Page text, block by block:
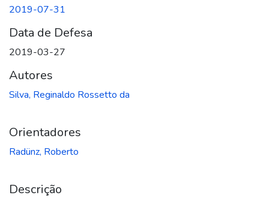
2019-07-31
Data de Defesa
2019-03-27
Autores
Silva, Reginaldo Rossetto da
Orientadores
Radünz, Roberto
Descrição